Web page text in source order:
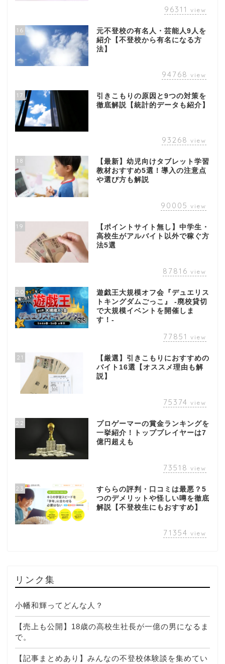
96311 view
16
元不登校の有名人・芸能人9人を
紹介【不登校から有名になる方
法】
94768 view
17
引きこもりの原因と9つの対策を
徹底解説【統計的データも紹介】
93268 view
18
【最新】幼児向けタブレット学習
教材おすすめ5選！導入の注意点
や選び方も解説
90005 view
19
【ポイントサイト無し】中学生・
高校生がアルバイト以外で稼ぐ方
法5選
87816 view
20
遊戯王大規模オフ会『デュエリス
トキングダムごっこ』 -廃校貸切
で大規模イベントを開催しま
す！-
77851 view
21
【厳選】引きこもりにおすすめの
バイト16選【オススメ理由も解
説】
75374 view
22
プロゲーマーの賞金ランキングを
一挙紹介！トッププレイヤーは7
億円超えも
73518 view
23
すららの評判・口コミは最悪？5
つのデメリットや怪しい噂を徹底
解説【不登校生にもおすすめ】
71354 view
リンク集
小幡和輝ってどんな人？
【売上も公開】18歳の高校生社長が一億の男になるま
で。
【記事まとめあり】みんなの不登校体験談を集めてい